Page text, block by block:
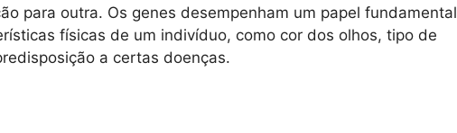
para outra. Os genes desempenham um papel fundamental
físicas de um indivíduo, como cor dos olhos, tipo de
a certas doenças.